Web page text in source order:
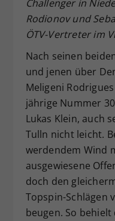
Challenger in
Rodionov und
ÖTV-Vertreter im
Nach seinen
und jenen über
Meligeni
jährige Nummer
Lukas Klein, auch
Tulln nicht leicht.
werdendem Wind
ausgewiesene
doch den
Topspin-Schlägen
beugen. So
Zweck
Dieser
zufällig
hat.